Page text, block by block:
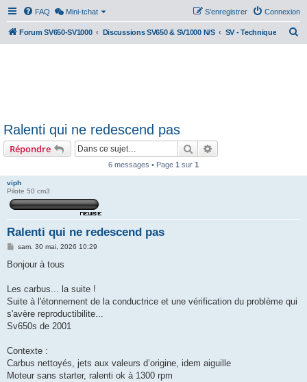
FAQ Mini-tchat Connexion
S’enregistrer
Forum SV650-SV1000 Discussions SV650 & SV1000 N/S SV - Technique
Ralenti qui ne redescend pas
Répondre Rechercher
6 messages • Page 1 sur 1
viph
Pilote 50 cm3
Ralenti qui ne redescend pas
M
s
g
sam. 30 mai, 2026 10:29
Bonjour à tous
Les carbus... la suite !
Suite à l'étonnement de la conductrice et une vérification du problème qui
s'avère reproductibilite...
Sv650s de 2001
Contexte :
Carbus nettoyés, jets aux valeurs d’origine, idem aiguille
Moteur sans starter, ralenti ok à 1300 rpm